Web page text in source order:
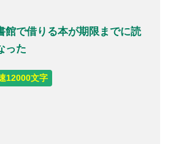
館で借りる本が期限までに読
った
12000文字